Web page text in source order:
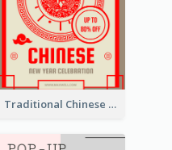
Traditional Chinese New Year Promotional Designs